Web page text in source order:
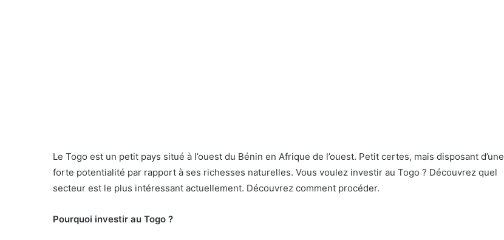
Le Togo est un petit pays situé à l’ouest du Bénin en Afrique de l’ouest. Petit certes, mais disposant d’une
forte potentialité par rapport à ses richesses naturelles. Vous voulez investir au Togo ? Découvrez quel
secteur est le plus intéressant actuellement. Découvrez comment procéder.
Pourquoi investir au Togo ?